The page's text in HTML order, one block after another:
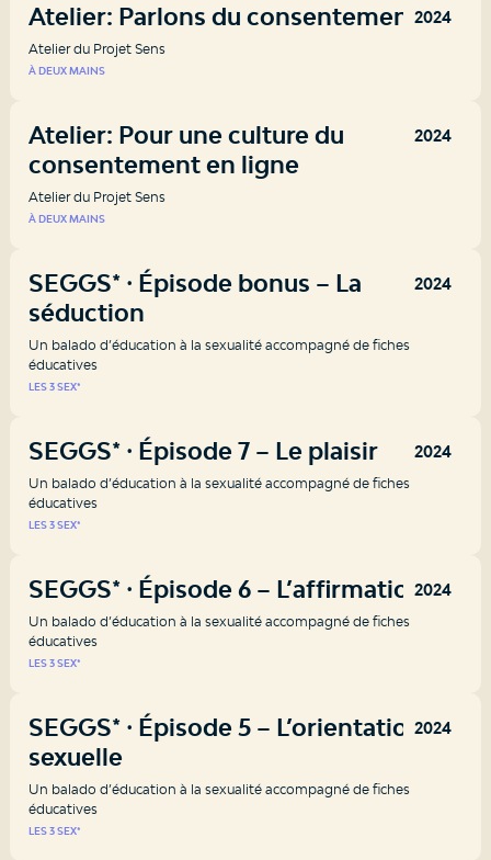
2024
Atelier: Parlons du consentement!
Atelier du Projet Sens
À DEUX MAINS
2024
Atelier: Pour une culture du
consentement en ligne
Atelier du Projet Sens
À DEUX MAINS
2024
SEGGS* ⸱ Épisode bonus – La
séduction
Un balado d’éducation à la sexualité accompagné de fiches
éducatives
LES 3 SEX*
2024
SEGGS* ⸱ Épisode 7 – Le plaisir
Un balado d’éducation à la sexualité accompagné de fiches
éducatives
LES 3 SEX*
2024
SEGGS* ⸱ Épisode 6 – L’affirmation
Un balado d’éducation à la sexualité accompagné de fiches
éducatives
LES 3 SEX*
2024
SEGGS* ⸱ Épisode 5 – L’orientation
sexuelle
Un balado d’éducation à la sexualité accompagné de fiches
éducatives
LES 3 SEX*